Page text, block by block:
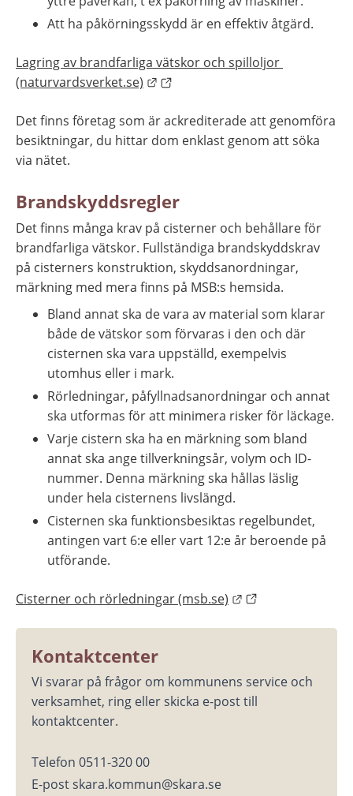
Att ha påkörningsskydd är en effektiv åtgärd.
Lagring av brandfarliga vätskor och spilloljor
(naturvardsverket.se)
Länk till annan webbplats.
Det finns företag som är ackrediterade att genomföra
besiktningar, du hittar dom enklast genom att söka
via nätet.
Brandskyddsregler
Det finns många krav på cisterner och behållare för
brandfarliga vätskor. Fullständiga brandskyddskrav
på cisterners konstruktion, skyddsanordningar,
märkning med mera finns på MSB:s hemsida.
Bland annat ska de vara av material som klarar
både de vätskor som förvaras i den och där
cisternen ska vara uppställd, exempelvis
utomhus eller i mark.
Rörledningar, påfyllnadsanordningar och annat
ska utformas för att minimera risker för läckage.
Varje cistern ska ha en märkning som bland
annat ska ange tillverkningsår, volym och ID-
nummer. Denna märkning ska hållas läslig
under hela cisternens livslängd.
Cisternen ska funktionsbesiktas regelbundet,
antingen vart 6:e eller vart 12:e år beroende på
utförande.
Cisterner och rörledningar (msb.se) Länk till annan
Kontaktcenter
Vi svarar på frågor om kommunens service och
verksamhet, ring eller skicka e-post till
kontaktcenter.
Telefon 0511-320 00
E-post skara.kommun@skara.se